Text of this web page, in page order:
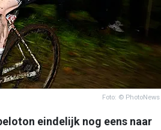
Foto: © PhotoNews
eindelijk nog eens naar